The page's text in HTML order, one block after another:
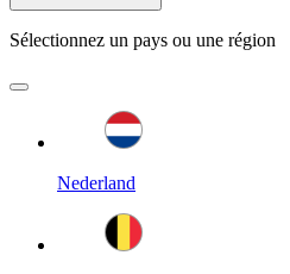
Sélectionnez un pays ou une région
Nederland